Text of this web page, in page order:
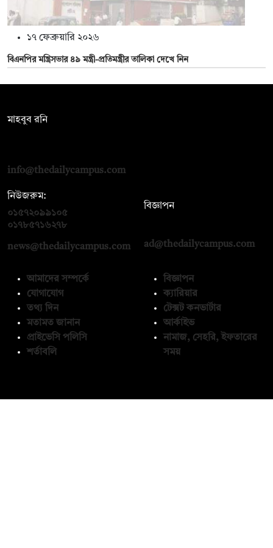
১৭ ফেব্রুয়ারি ২০২৬
বিএনপির মন্ত্রিসভার ৪৯ মন্ত্রী-প্রতিমন্ত্রীর তালিকা দেখে নিন
মাহবুব রনি
info@thedailycampus.com
নিউজরুম:
০১৫৭২০৯৯১০৫
০১৭৮৫৭১৬২৭৮
news@thedailycampus.com
বিজ্ঞাপন
ad@thedailycampus.com
আমাদের সম্পর্কে
যোগাযোগ
তথ্য দিন
মতামত জানান
প্রাইভেসি পলিসি
শর্তাবলি
বিজ্ঞাপন
ক্যারিয়ার
টেক্সট কনভার্টার
আর্কাইভ
নামাজ, সেহরি, ইফতারের
সময়